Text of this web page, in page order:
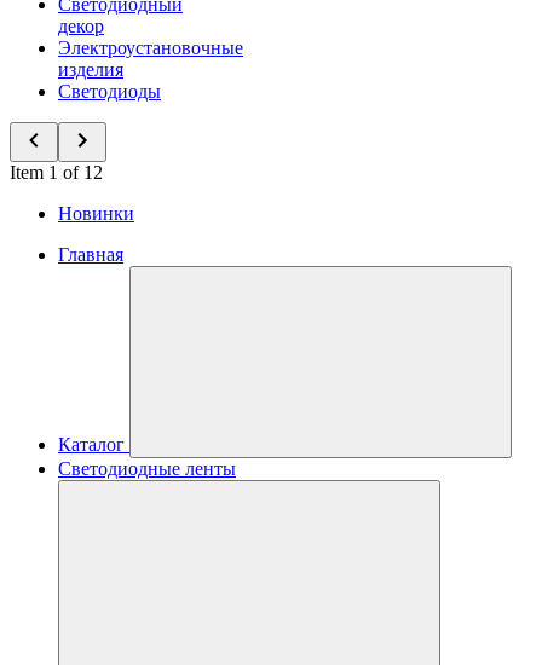
Светодиодный
декор
Электроустановочные
изделия
Светодиоды
Item 1 of 12
Новинки
Главная
Каталог
Светодиодные ленты